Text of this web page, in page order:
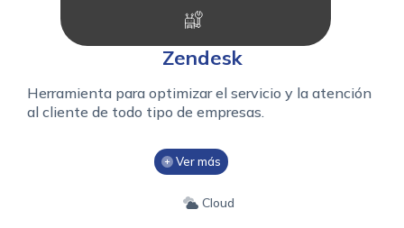
Zendesk
Herramienta para optimizar el servicio y la atención
al cliente de todo tipo de empresas.
Ver más
Cloud